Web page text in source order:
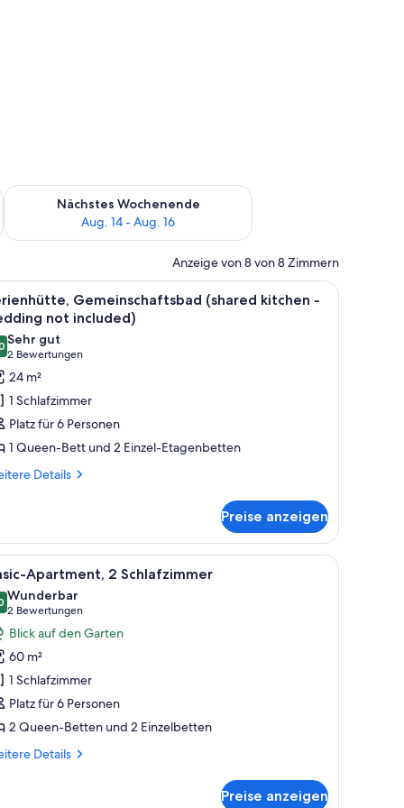
Aug. 7 - Aug. 9.
Nächstes Wochenende
Aug. 14 - Aug. 16
Überprüfe die Verfügbarkeit für nächstes Wochenende, Aug.
Anzeige von 8 von 8 Zimmern
einer hölzernen Bank und einem Fenster mit Vorhängen.
Ein modernes Zimmer mit einem Bett, einem
5
Gemeinschaftsbad (shared kitchen -
not included)
von 10
Sehr gut
2 Bewertungen
(2
Bewertungen)
24 m²
1 Schlafzimmer
Platz für 6 Personen
1 Queen-Bett und 2 Einzel-Etagenbetten
Details
Preise anzeigen
mit Blick ins Freie.mit flachem Dach und einer kleinen Veranda.
Ein Schlafsaal mit Etagenbetten, einem
5 Apartment, 2 Schlafzimmer
von 10
Wunderbar
2 Bewertungen
(2
Bewertungen)
Blick auf den Garten
60 m²
1 Schlafzimmer
Platz für 6 Personen
2 Queen-Betten und 2 Einzelbetten
Details
Preise anzeigen